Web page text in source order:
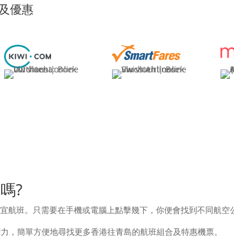
優惠
?
航班。只需要在手機或電腦上點擊幾下，你便會找到不同航空
簡單方便地尋找更多香港往青島的航班組合及特惠機票。